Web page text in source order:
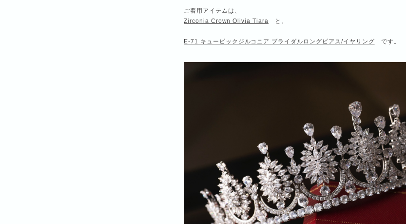
ご着用アイテムは、
Zirconia Crown Olivia Tiara
と、
E-71 キュービックジルコニア ブライダルロングピアス/イヤリング です。